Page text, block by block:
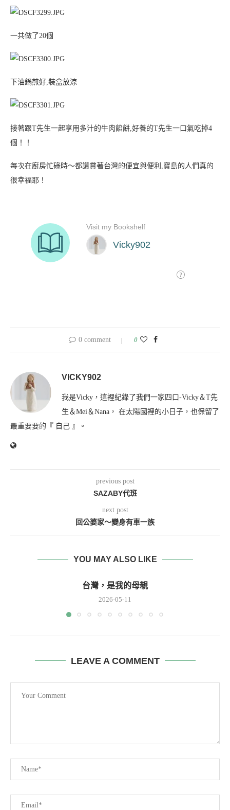
一共做了20個
下油鍋煎好,裝盒放涼
接著跟T先生一起享用多汁的牛肉餡餅,好養的T先生一口氣吃掉4
個！！
每次在廚房忙碌時～都讚賞著台灣的便宜與便利,寶島的人們真的
很幸福耶！
0 comment 0
VICKY902
我是Vicky，這裡紀錄了我們一家四口-Vicky＆T先
生＆Mei＆Nana， 在太陽國裡的小日子，也保留了
最重要要的『 自己 』。
previous post
SAZABY代班
next post
回公婆家～變身有車一族
YOU MAY ALSO LIKE
台灣，是我的母親
2026-05-11
LEAVE A COMMENT